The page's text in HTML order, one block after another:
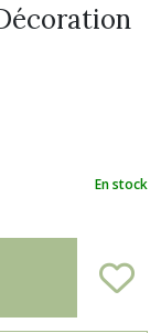
En stock